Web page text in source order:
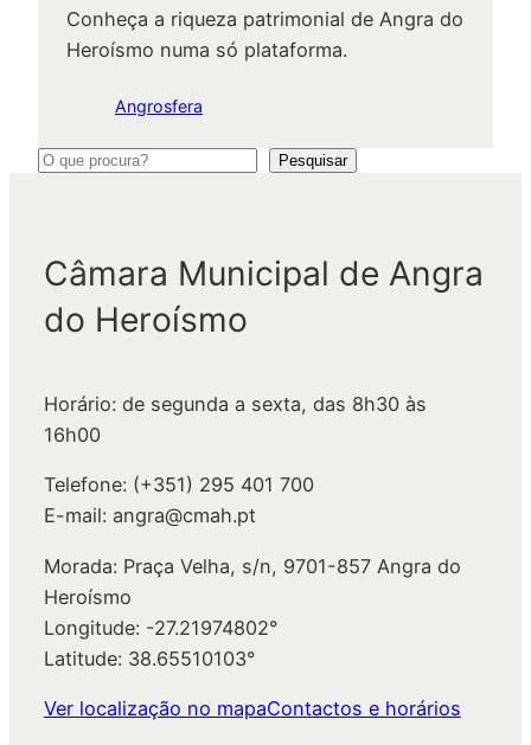
Conheça a riqueza patrimonial de Angra do
Heroísmo numa só plataforma.
Angrosfera
P
u
Pesquisar
Câmara Municipal de Angra
do Heroísmo
Horário: de segunda a sexta, das 8h30 às
16h00
Telefone: (+351) 295 401 700
E-mail: angra@cmah.pt
Morada: Praça Velha, s/n, 9701-857 Angra do
Heroísmo
Longitude: -27.21974802°
Latitude: 38.65510103°
Ver localização no mapaContactos e horários